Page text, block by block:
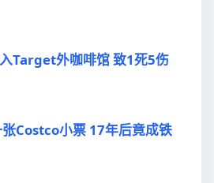
Target外咖啡馆 致1死5伤
Costco小票 17年后竟成铁